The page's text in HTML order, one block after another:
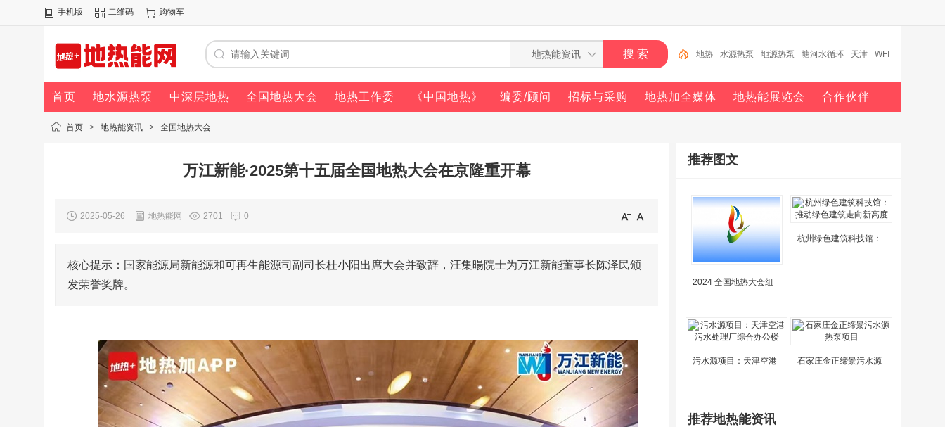
手机版 二维码 购物车
地热 水源热泵 地源热泵 塘河水循环 天津 WFI
信息 医院 地热能 地源热泵行业十强
首页 地水源热泵 中深层地热 全国地热大会 地热工作委 《中国地热》 编委/顾问 招标与采购 地热加全媒体 地热能展览会 合作伙伴
首页 > 地热能资讯 > 全国地热大会
万江新能·2025第十五届全国地热大会在京隆重开幕
2025-05-26 地热能网 2701 0
核心提示：国家能源局新能源和可再生能源司副司长桂小阳出席大会并致辞，汪集暘院士为万江新能董事长陈泽民颁
发荣誉奖牌。
推荐图文
2024 全国地热大会组
杭州绿色建筑科技馆：
污水源项目：天津空港 石家庄金正缔景污水源
推荐地热能资讯